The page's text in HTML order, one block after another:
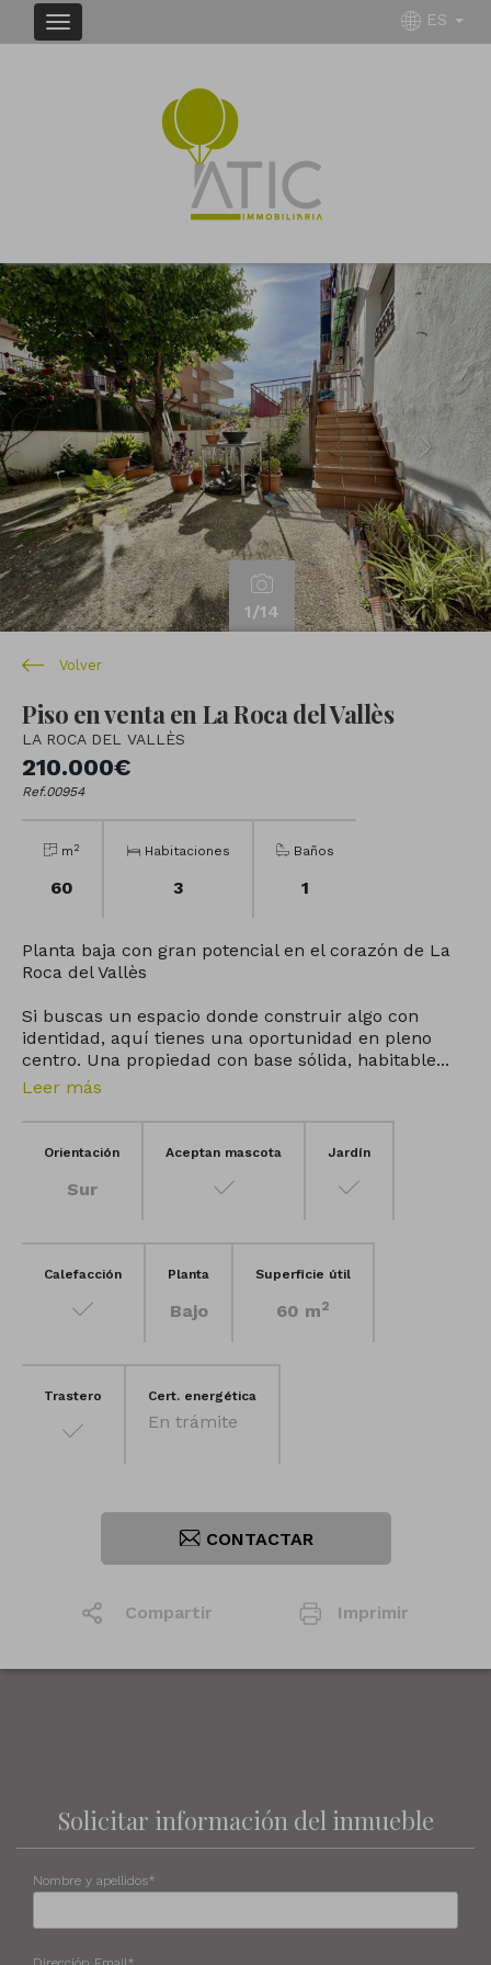
ES
1/14
Previous Next
Volver
Piso en venta en La Roca del Vallès
LA ROCA DEL VALLÈS
210.000€
Ref.00954
m 2
60
Habitaciones
3
Baños
1
Planta baja con gran potencial en el corazón de La
Roca del Vallès
Si buscas un espacio donde construir algo con
identidad, aquí tienes una oportunidad en pleno
centro. Una propiedad con base sólida, habitable...
Leer más
Orientación
Sur
Aceptan mascota Jardín
Calefacción Planta
Bajo
Superficie útil
60 m2
Trastero Cert. energética
En trámite
CONTACTAR
Compartir Imprimir
Solicitar información del inmueble
Nombre y apellidos*